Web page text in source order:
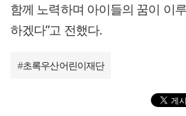
함께 노력하며 아이들의 꿈이 이
하겠다”고 전했다.
#초록우산어린이재단